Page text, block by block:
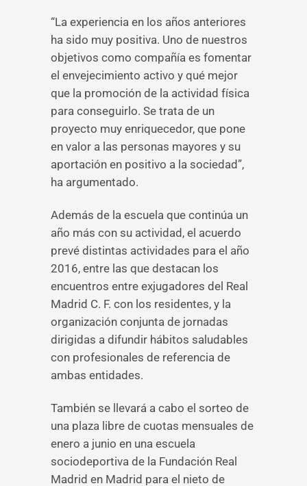
“La experiencia en los años anteriores
ha sido muy positiva. Uno de nuestros
objetivos como compañía es fomentar
el envejecimiento activo y qué mejor
que la promoción de la actividad física
para conseguirlo. Se trata de un
proyecto muy enriquecedor, que pone
en valor a las personas mayores y su
aportación en positivo a la sociedad”,
ha argumentado.
Además de la escuela que continúa un
año más con su actividad, el acuerdo
prevé distintas actividades para el año
2016, entre las que destacan los
encuentros entre exjugadores del Real
Madrid C. F. con los residentes, y la
organización conjunta de jornadas
dirigidas a difundir hábitos saludables
con profesionales de referencia de
ambas entidades.
También se llevará a cabo el sorteo de
una plaza libre de cuotas mensuales de
enero a junio en una escuela
sociodeportiva de la Fundación Real
Madrid en Madrid para el nieto de